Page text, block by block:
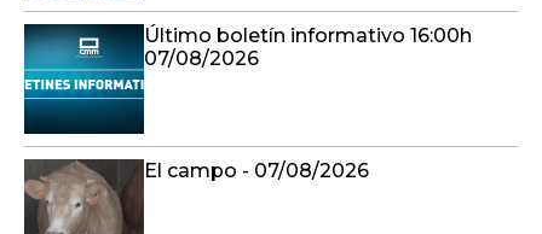
Último boletín informativo 16:00h
07/08/2026
El campo - 07/08/2026